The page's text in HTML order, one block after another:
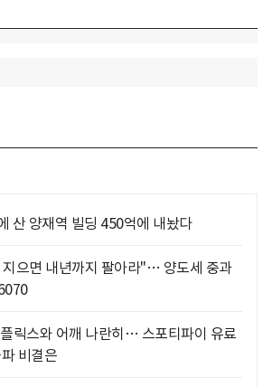
산 양재역 빌딩 450억에 내놨다
지으면 내년까지 팔아라"… 양도세 중과
릭스와 어깨 나란히… 스포티파이 유료
비결은